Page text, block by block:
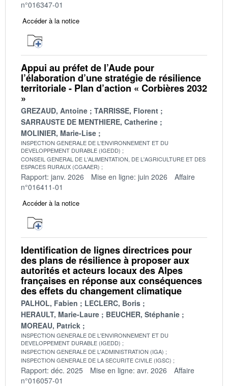
n°016347-01
Accéder à la notice
Appui au préfet de l’Aude pour
l’élaboration d’une stratégie de résilience
territoriale - Plan d’action « Corbières 2032
»
GREZAUD, Antoine
TARRISSE, Florent
SARRAUSTE DE MENTHIERE, Catherine
MOLINIER, Marie-Lise
INSPECTION GENERALE DE L'ENVIRONNEMENT ET DU
DEVELOPPEMENT DURABLE (IGEDD)
CONSEIL GENERAL DE L'ALIMENTATION, DE L'AGRICULTURE ET DES
ESPACES RURAUX (CGAAER)
Rapport: janv. 2026 Mise en ligne: juin 2026
Affaire
n°016411-01
Accéder à la notice
Identification de lignes directrices pour
des plans de résilience à proposer aux
autorités et acteurs locaux des Alpes
françaises en réponse aux conséquences
des effets du changement climatique
PALHOL, Fabien
LECLERC, Boris
HERAULT, Marie-Laure
BEUCHER, Stéphanie
MOREAU, Patrick
INSPECTION GENERALE DE L'ENVIRONNEMENT ET DU
DEVELOPPEMENT DURABLE (IGEDD)
INSPECTION GENERALE DE L'ADMINISTRATION (IGA)
INSPECTION GENERALE DE LA SECURITE CIVILE (IGSC)
Rapport: déc. 2025 Mise en ligne: avr. 2026
Affaire
n°016057-01